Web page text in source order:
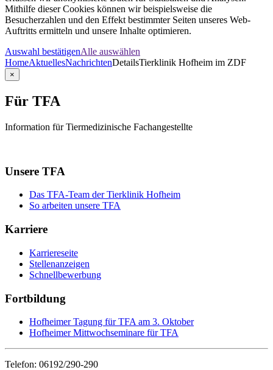
Mithilfe dieser Cookies können wir beispielsweise die
Besucherzahlen und den Effekt bestimmter Seiten unseres Web-
Auftritts ermitteln und unsere Inhalte optimieren.
Auswahl bestätigenAlle auswählen
HomeAktuellesNachrichtenDetailsTierklinik Hofheim im ZDF
×
Für TFA
Information für Tiermedizinische Fachangestellte
Unsere TFA
Das TFA-Team der Tierklinik Hofheim
So arbeiten unsere TFA
Karriere
Karriereseite
Stellenanzeigen
Schnellbewerbung
Fortbildung
Hofheimer Tagung für TFA am 3. Oktober
Hofheimer Mittwochseminare für TFA
Telefon: 06192/290-290